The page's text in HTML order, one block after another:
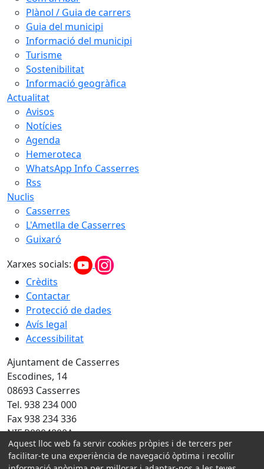
Plànol / Guia de carrers
Guia del municipi
Informació del municipi
Turisme
Sostenibilitat
Informació geogràfica
Actualitat
Avisos
Notícies
Agenda
Hemeroteca
WhatsApp Info Casserres
Rss
Nuclis
Casserres
L'Ametlla de Casserres
Guixaró
Xarxes socials:
Crèdits
Contactar
Protecció de dades
Avís legal
Accessibilitat
Ajuntament de Casserres
Escodines, 14
08693 Casserres
Tel. 938 234 000
Fax 938 234 336
NIF P0804800A
Amb la col·laboració de:
Aquest lloc web fa servir cookies pròpies i de tercers per
facilitar-te una experiència de navegació òptima i recollir